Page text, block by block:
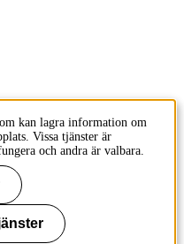
kan lagra information om
Vissa tjänster är
och andra är valbara.